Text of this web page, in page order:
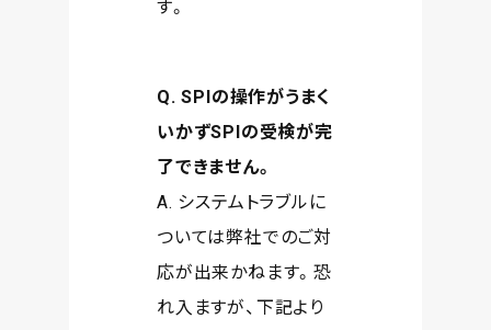
す。
Q. SPIの操作がうまく
いかずSPIの受検が完
了できません。
A. システムトラブルに
ついては弊社でのご対
応が出来かねます。恐
れ入ますが、下記より